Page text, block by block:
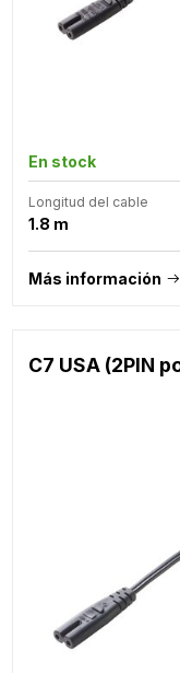
En stock
Longitud del cable
1.8 m
Más información
C7 USA (2PIN